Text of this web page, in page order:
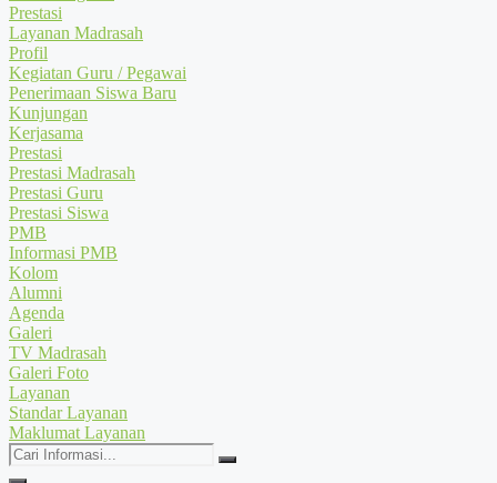
Prestasi
Layanan Madrasah
Profil
Kegiatan Guru / Pegawai
Penerimaan Siswa Baru
Kunjungan
Kerjasama
Prestasi
Prestasi Madrasah
Prestasi Guru
Prestasi Siswa
PMB
Informasi PMB
Kolom
Alumni
Agenda
Galeri
TV Madrasah
Galeri Foto
Layanan
Standar Layanan
Maklumat Layanan
Cari
Informasi...